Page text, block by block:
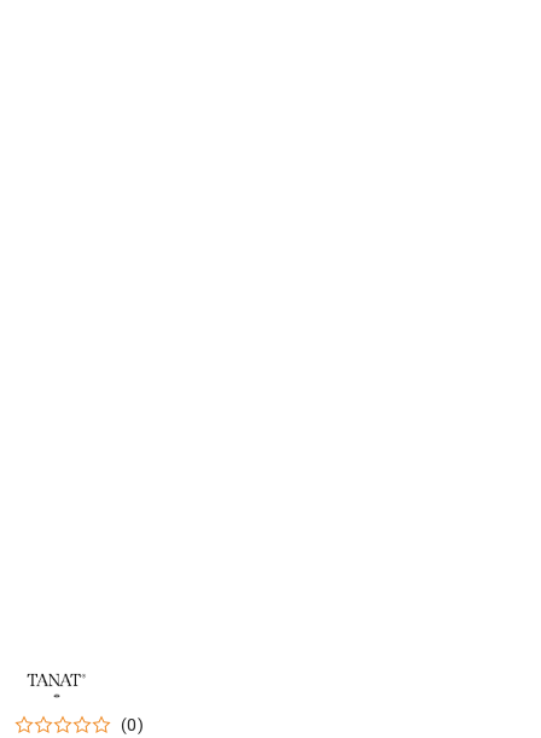
LOGO
PALARNI
COFFEE
(0)